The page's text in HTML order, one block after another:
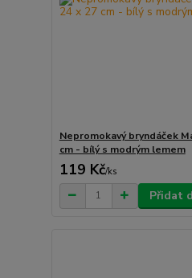
Nepromokavý bryndáček
cm - bílý s modrým lemem
119 Kč/ks
Přidat